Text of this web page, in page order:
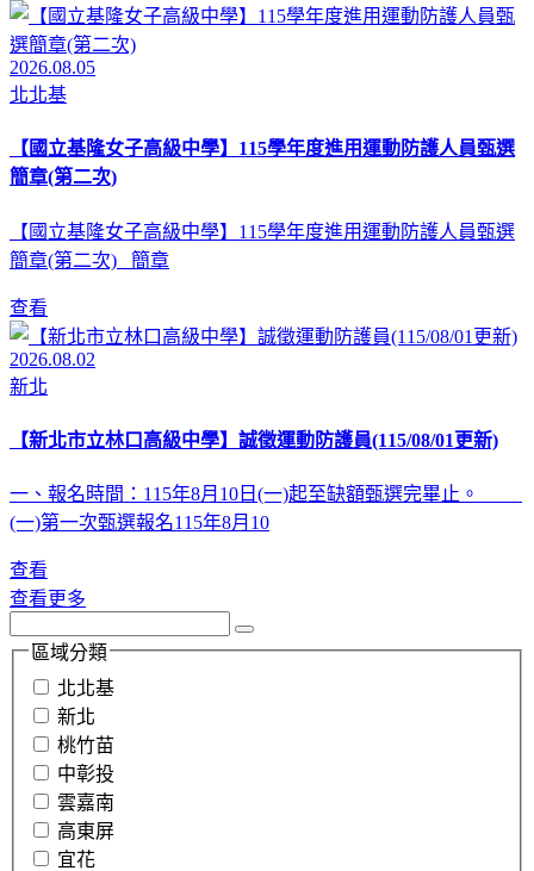
2026.08.05
北北基
【國立基隆女子高級中學】115學年度進用運動防護人員甄選
簡章(第二次)
【國立基隆女子高級中學】115學年度進用運動防護人員甄選
簡章(第二次) 簡章
查看
2026.08.02
新北
【新北市立林口高級中學】誠徵運動防護員(115/08/01更新)
一、報名時間：115年8月10日(一)起至缺額甄選完畢止。
(一)第一次甄選報名115年8月10
查看
查看更多
區域分類
北北基
新北
桃竹苗
中彰投
雲嘉南
高東屏
宜花